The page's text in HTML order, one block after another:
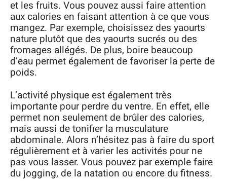
et les fruits. Vous pouvez aussi faire attention
aux calories en faisant attention à ce que vous
mangez. Par exemple, choisissez des yaourts
nature plutôt que des yaourts sucrés ou des
fromages allégés. De plus, boire beaucoup
d’eau permet également de favoriser la perte de
poids.
L’activité physique est également très
importante pour perdre du ventre. En effet, elle
permet non seulement de brûler des calories,
mais aussi de tonifier la musculature
abdominale. Alors n’hésitez pas à faire du sport
régulièrement et à varier les activités pour ne
pas vous lasser. Vous pouvez par exemple faire
du jogging, de la natation ou encore du fitness.